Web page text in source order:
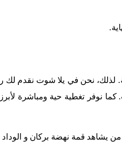
نحن في يلا شوت نقدم لك
نوفر تغطية حية ومباشرة
قمة نهضة بركان و الوداد